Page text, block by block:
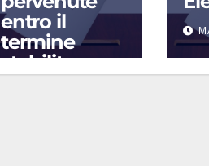
entro il
termine
stabilito